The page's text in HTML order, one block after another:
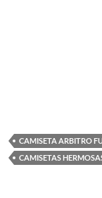
CAMISETA ARBITRO
CAMISETAS